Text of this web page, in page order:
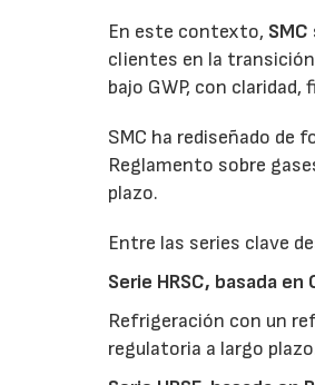
En este contexto, SMC
clientes en la
bajo GWP, con
SMC ha rediseñado de
Reglamento sobre
plazo.
Entre las series clave
Serie HRSC, basada en
Refrigeración con un
regulatoria a largo